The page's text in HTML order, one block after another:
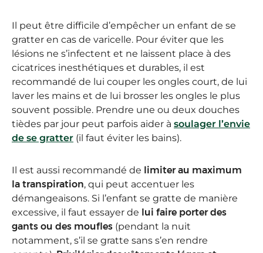
Il peut être difficile d’empêcher un enfant de se
gratter en cas de varicelle. Pour éviter que les
lésions ne s’infectent et ne laissent place à des
cicatrices inesthétiques et durables, il est
recommandé de lui couper les ongles court, de lui
laver les mains et de lui brosser les ongles le plus
souvent possible. Prendre une ou deux douches
tièdes par jour peut parfois aider à soulager l’envie
de se gratter (il faut éviter les bains).
Il est aussi recommandé de limiter au maximum
la transpiration, qui peut accentuer les
démangeaisons. Si l’enfant se gratte de manière
excessive, il faut essayer de lui faire porter des
gants ou des moufles (pendant la nuit
notamment, s’il se gratte sans s’en rendre